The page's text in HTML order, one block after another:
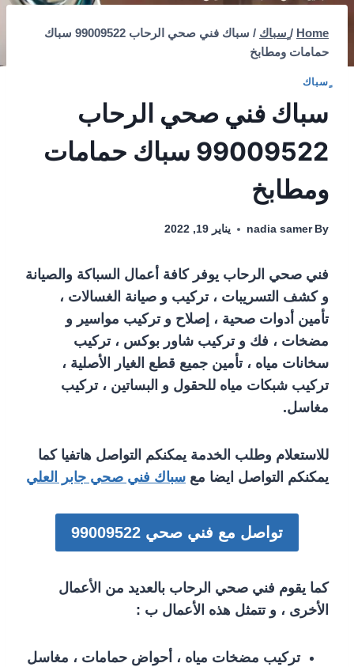
Home
/ ٍسباك /
سباك فني صحي الرحاب 99009522 سباك
حمامات ومطابخ
ٍسباك
سباك فني صحي الرحاب
99009522 سباك حمامات
ومطابخ
By
nadia samer يناير 19, 2022
فني صحي الرحاب يوفر كافة أعمال السباكة والصيانة
و كشف التسريبات ، تركيب و صيانة الغسالات ،
تأمين أدوات صحية ، إصلاح و تركيب مواسير و
مضخات ، فك و تركيب شاور بوكس ، تركيب
سخانات مياه ، تأمين جميع قطع الغيار الأصلية ،
تركيب شبكات مياه للحقول و البساتين ، تركيب
مغاسل.
للاستعلام وطلب الخدمة يمكنكم التواصل هاتفيا كما
يمكنكم التواصل ايضا مع سباك فني صحي جابر العلي
تواصل مع فني صحي 99009522
كما يقوم فني صحي الرحاب بالعديد من الأعمال
الأخرى ، و تتمثل هذه الأعمال ب :
تركيب مضخات مياه ، أحواض حمامات ، مغاسل